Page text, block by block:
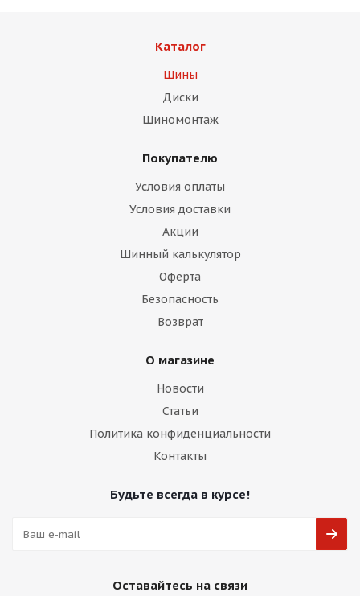
Каталог
Шины
Диски
Шиномонтаж
Покупателю
Условия оплаты
Условия доставки
Акции
Шинный калькулятор
Оферта
Безопасность
Возврат
О магазине
Новости
Статьи
Политика конфиденциальности
Контакты
Будьте всегда в курсе!
Оставайтесь на связи